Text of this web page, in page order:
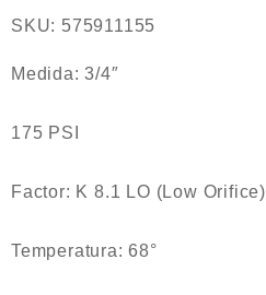
SKU: 575911155
Medida: 3/4″
175 PSI
Factor: K 8.1 LO (Low Orifice)
Temperatura: 68°